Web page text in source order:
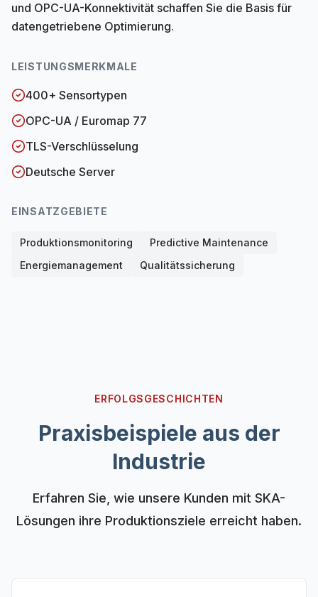
und OPC-UA-Konnektivität schaffen Sie die Basis für
datengetriebene Optimierung.
LEISTUNGSMERKMALE
400+ Sensortypen
OPC-UA / Euromap 77
TLS-Verschlüsselung
Deutsche Server
EINSATZGEBIETE
Produktionsmonitoring
Predictive Maintenance
Energiemanagement
Qualitätssicherung
ERFOLGSGESCHICHTEN
Praxisbeispiele aus der
Industrie
Erfahren Sie, wie unsere Kunden mit SKA-
Lösungen ihre Produktionsziele erreicht haben.